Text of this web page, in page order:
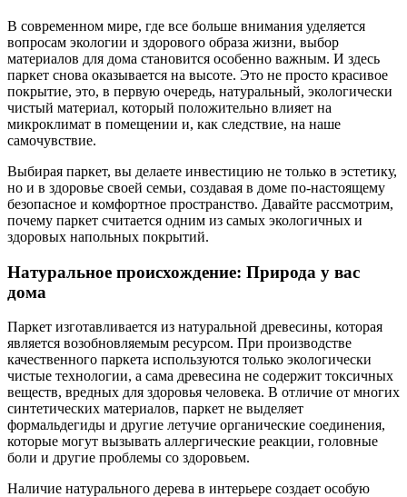
В современном мире, где все больше внимания уделяется
вопросам экологии и здорового образа жизни, выбор
материалов для дома становится особенно важным. И здесь
паркет снова оказывается на высоте. Это не просто красивое
покрытие, это, в первую очередь, натуральный, экологически
чистый материал, который положительно влияет на
микроклимат в помещении и, как следствие, на наше
самочувствие.
Выбирая паркет, вы делаете инвестицию не только в эстетику,
но и в здоровье своей семьи, создавая в доме по-настоящему
безопасное и комфортное пространство. Давайте рассмотрим,
почему паркет считается одним из самых экологичных и
здоровых напольных покрытий.
Натуральное происхождение: Природа у вас
дома
Паркет изготавливается из натуральной древесины, которая
является возобновляемым ресурсом. При производстве
качественного паркета используются только экологически
чистые технологии, а сама древесина не содержит токсичных
веществ, вредных для здоровья человека. В отличие от многих
синтетических материалов, паркет не выделяет
формальдегиды и другие летучие органические соединения,
которые могут вызывать аллергические реакции, головные
боли и другие проблемы со здоровьем.
Наличие натурального дерева в интерьере создает особую